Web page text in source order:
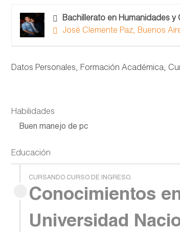
Bachillerato en Humanidades y
José Clemente Paz, Buenos
Datos Personales, Formación Académica,
Habilidades
Buen manejo de pc
Educación
CURSANDO CURSO DE INGRESO.
Conocimientos
Universidad